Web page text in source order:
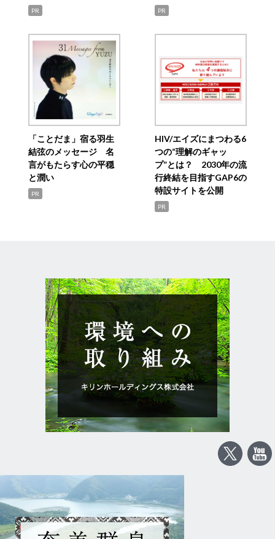
PR PR
「ことだま」宿る羽生
結弦のメッセージ 名
言がもたらす心の平穏
と潤い
PR
HIV/エイズにまつわる6
つの“理解のギャッ
プ”とは？ 2030年の流
行終結を目指すGAP6の
特設サイトを公開
PR